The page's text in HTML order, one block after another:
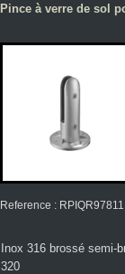
Pince à verre de sol
Reference : RPIQR97811
Inox 316 brossé semi-
320